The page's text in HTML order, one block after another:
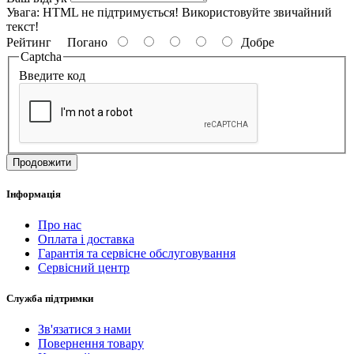
Увага: HTML не підтримується! Використовуйте звичайний
текст!
Рейтинг Погано
Добре
Captcha
Введите код
Продовжити
Інформація
Про нас
Оплата і доставка
Гарантія та сервісне обслуговування
Сервісний центр
Служба підтримки
Зв'язатися з нами
Повернення товару